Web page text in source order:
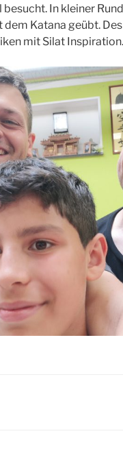
In kleiner
Katana geübt.
mit Silat Inspiration.